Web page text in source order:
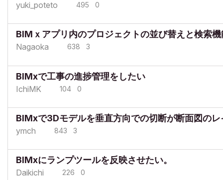
yuki_poteto 495 0
BIMｘアプリ内のプロジェクトの並び替えと検索機
Nagaoka 638 3
BIMxで工事の進捗管理をしたい
IchiMK 104 0
BIMxで3Dモデルを垂直方向での切断が断面図の
ymch 843 3
BIMxにランプツールを反映させたい。
Daikichi 226 0